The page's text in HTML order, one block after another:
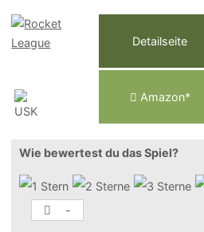
Detailseite
Amazon*
Wie bewertest du das Spiel?
-